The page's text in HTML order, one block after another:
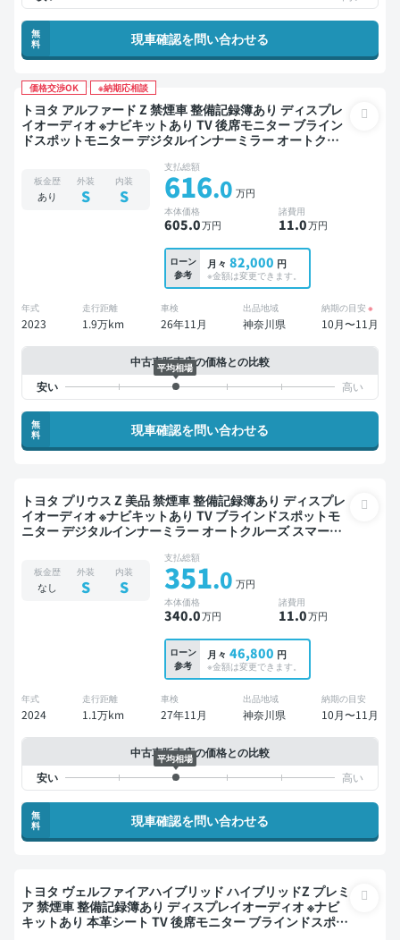
無
料
現車確認を問い合わせる
価格交渉OK ※納期応相談
トヨタ アルファード Z 禁煙車 整備記録簿あり ディスプレ
イオーディオ ※ナビキットあり TV 後席モニター ブライン
ドスポットモニター デジタルインナーミラー オートクル
ックドア バックモニター 全方位カメラ ドライブレコーダ
ー 衝突軽減 両側電動スライドドア 7人乗り
板金歴
あり
外装
S
内装
S
支払総額
616.0 万円
本体価格
605.0万円
諸費用
11.0万円
ローン
参考
月々 82,000 円
※金額は変更できます。
年式
2023
走行距離
1.9万km
車検
26年11月
出品地域
神奈川県
納期の目安 ※
10月〜11月
中古車販売店の価格との比較
平均相場
無
料
現車確認を問い合わせる
トヨタ プリウス Z 美品 禁煙車 整備記録簿あり ディスプレ
イオーディオ ※ナビキットあり TV ブラインドスポットモ
ニター デジタルインナーミラー オートクルーズ スマート
板金歴
なし
外装
S
内装
S
支払総額
351.0 万円
本体価格
340.0万円
諸費用
11.0万円
ローン
参考
月々 46,800 円
※金額は変更できます。
年式
2024
走行距離
1.1万km
車検
27年11月
出品地域
神奈川県
納期の目安
10月〜11月
中古車販売店の価格との比較
平均相場
無
料
現車確認を問い合わせる
トヨタ ヴェルファイアハイブリッド ハイブリッドZ プレミ
ア 禁煙車 整備記録簿あり ディスプレイオーディオ ※ナビ
キットあり 本革シート TV 後席モニター ブラインドスポッ